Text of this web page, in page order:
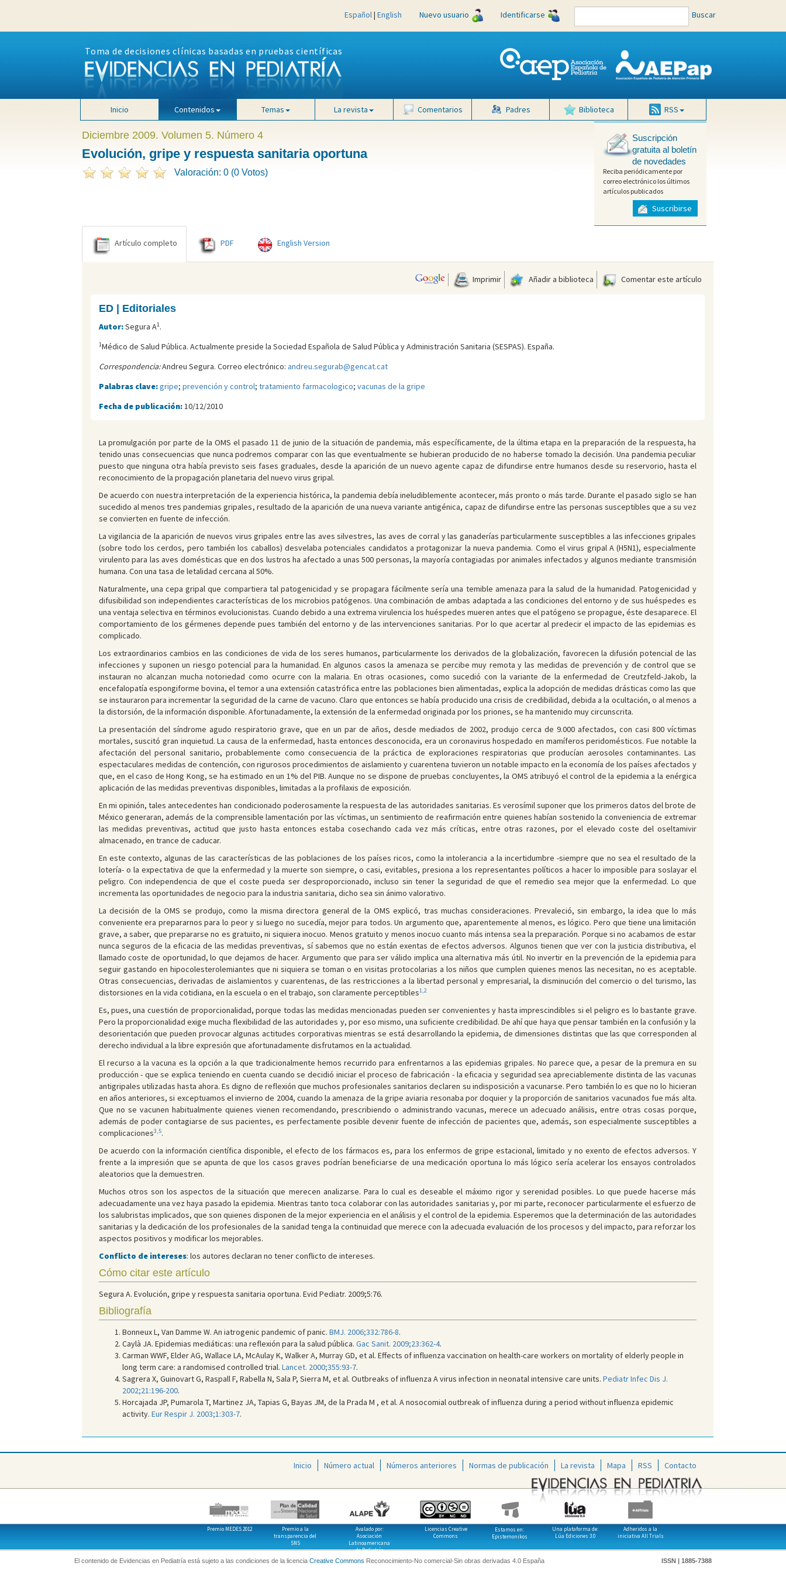
Español| English Nuevo usuario Identificarse Buscar
Toma de decisiones clínicas basadas en pruebas científicas
Inicio Contenidos Temas La revista Comentarios Padres Biblioteca RSS
Diciembre 2009. Volumen 5. Número 4
Evolución, gripe y respuesta sanitaria oportuna
Valoración: 0 (0 Votos)
Suscripción
gratuita al boletín
de novedades
Reciba periódicamente por
correo electrónico los últimos
artículos publicados
Suscribirse
Artículo completo PDF English Version
Imprimir Añadir a biblioteca Comentar este artículo
ED | Editoriales
Autor:Segura A1.
1Médico de Salud Pública. Actualmente preside la Sociedad Española de Salud Pública y Administración Sanitaria (SESPAS). España.
Correspondencia:Andreu Segura. Correo electrónico: andreu.segurab@gencat.cat
Palabras clave:gripe; prevención y control; tratamiento farmacologico; vacunas de la gripe
Fecha de publicación:10/12/2010
La promulgación por parte de la OMS el pasado 11 de junio de la situación de pandemia, más específicamente, de la última etapa en la preparación de la respuesta, ha
tenido unas consecuencias que nunca podremos comparar con las que eventualmente se hubieran producido de no haberse tomado la decisión. Una pandemia peculiar
puesto que ninguna otra había previsto seis fases graduales, desde la aparición de un nuevo agente capaz de difundirse entre humanos desde su reservorio, hasta el
reconocimiento de la propagación planetaria del nuevo virus gripal.
De acuerdo con nuestra interpretación de la experiencia histórica, la pandemia debía ineludiblemente acontecer, más pronto o más tarde. Durante el pasado siglo se han
sucedido al menos tres pandemias gripales, resultado de la aparición de una nueva variante antigénica, capaz de difundirse entre las personas susceptibles que a su vez
se convierten en fuente de infección.
La vigilancia de la aparición de nuevos virus gripales entre las aves silvestres, las aves de corral y las ganaderías particularmente susceptibles a las infecciones gripales
(sobre todo los cerdos, pero también los caballos) desvelaba potenciales candidatos a protagonizar la nueva pandemia. Como el virus gripal A (H5N1), especialmente
virulento para las aves domésticas que en dos lustros ha afectado a unas 500 personas, la mayoría contagiadas por animales infectados y algunos mediante transmisión
humana. Con una tasa de letalidad cercana al 50%.
Naturalmente, una cepa gripal que compartiera tal patogenicidad y se propagara fácilmente sería una temible amenaza para la salud de la humanidad. Patogenicidad y
difusibilidad son independientes características de los microbios patógenos. Una combinación de ambas adaptada a las condiciones del entorno y de sus huéspedes es
una ventaja selectiva en términos evolucionistas. Cuando debido a una extrema virulencia los huéspedes mueren antes que el patógeno se propague, éste desaparece. El
comportamiento de los gérmenes depende pues también del entorno y de las intervenciones sanitarias. Por lo que acertar al predecir el impacto de las epidemias es
complicado.
Los extraordinarios cambios en las condiciones de vida de los seres humanos, particularmente los derivados de la globalización, favorecen la difusión potencial de las
infecciones y suponen un riesgo potencial para la humanidad. En algunos casos la amenaza se percibe muy remota y las medidas de prevención y de control que se
instauran no alcanzan mucha notoriedad como ocurre con la malaria. En otras ocasiones, como sucedió con la variante de la enfermedad de Creutzfeld-Jakob, la
encefalopatía espongiforme bovina, el temor a una extensión catastrófica entre las poblaciones bien alimentadas, explica la adopción de medidas drásticas como las que
se instauraron para incrementar la seguridad de la carne de vacuno. Claro que entonces se había producido una crisis de credibilidad, debida a la ocultación, o al menos a
la distorsión, de la información disponible. Afortunadamente, la extensión de la enfermedad originada por los priones, se ha mantenido muy circunscrita.
La presentación del síndrome agudo respiratorio grave, que en un par de años, desde mediados de 2002, produjo cerca de 9.000 afectados, con casi 800 víctimas
mortales, suscitó gran inquietud. La causa de la enfermedad, hasta entonces desconocida, era un coronavirus hospedado en mamíferos peridomésticos. Fue notable la
afectación del personal sanitario, probablemente como consecuencia de la práctica de exploraciones respiratorias que producían aerosoles contaminantes. Las
espectaculares medidas de contención, con rigurosos procedimientos de aislamiento y cuarentena tuvieron un notable impacto en la economía de los países afectados y
que, en el caso de Hong Kong, se ha estimado en un 1% del PIB. Aunque no se dispone de pruebas concluyentes, la OMS atribuyó el control de la epidemia a la enérgica
aplicación de las medidas preventivas disponibles, limitadas a la profilaxis de exposición.
En mi opinión, tales antecedentes han condicionado poderosamente la respuesta de las autoridades sanitarias. Es verosímil suponer que los primeros datos del brote de
México generaran, además de la comprensible lamentación por las víctimas, un sentimiento de reafirmación entre quienes habían sostenido la conveniencia de extremar
las medidas preventivas, actitud que justo hasta entonces estaba cosechando cada vez más críticas, entre otras razones, por el elevado coste del oseltamivir
almacenado, en trance de caducar.
En este contexto, algunas de las características de las poblaciones de los países ricos, como la intolerancia a la incertidumbre -siempre que no sea el resultado de la
lotería- o la expectativa de que la enfermedad y la muerte son siempre, o casi, evitables, presiona a los representantes políticos a hacer lo imposible para soslayar el
peligro. Con independencia de que el coste pueda ser desproporcionado, incluso sin tener la seguridad de que el remedio sea mejor que la enfermedad. Lo que
incrementa las oportunidades de negocio para la industria sanitaria, dicho sea sin ánimo valorativo.
La decisión de la OMS se produjo, como la misma directora general de la OMS explicó, tras muchas consideraciones. Prevaleció, sin embargo, la idea que lo más
conveniente era prepararnos para lo peor y si luego no sucedía, mejor para todos. Un argumento que, aparentemente al menos, es lógico. Pero que tiene una limitación
grave, a saber, que prepararse no es gratuito, ni siquiera inocuo. Menos gratuito y menos inocuo cuanto más intensa sea la preparación. Porque si no acabamos de estar
nunca seguros de la eficacia de las medidas preventivas, sí sabemos que no están exentas de efectos adversos. Algunos tienen que ver con la justicia distributiva, el
llamado coste de oportunidad, lo que dejamos de hacer. Argumento que para ser válido implica una alternativa más útil. No invertir en la prevención de la epidemia para
seguir gastando en hipocolesterolemiantes que ni siquiera se toman o en visitas protocolarias a los niños que cumplen quienes menos las necesitan, no es aceptable.
Otras consecuencias, derivadas de aislamientos y cuarentenas, de las restricciones a la libertad personal y empresarial, la disminución del comercio o del turismo, las
distorsiones en la vida cotidiana, en la escuela o en el trabajo, son claramente perceptibles1,2
Es, pues, una cuestión de proporcionalidad, porque todas las medidas mencionadas pueden ser convenientes y hasta imprescindibles si el peligro es lo bastante grave.
Pero la proporcionalidad exige mucha flexibilidad de las autoridades y, por eso mismo, una suficiente credibilidad. De ahí que haya que pensar también en la confusión y la
desorientación que pueden provocar algunas actitudes corporativas mientras se está desarrollando la epidemia, de dimensiones distintas que las que corresponden al
derecho individual a la libre expresión que afortunadamente disfrutamos en la actualidad.
El recurso a la vacuna es la opción a la que tradicionalmente hemos recurrido para enfrentarnos a las epidemias gripales. No parece que, a pesar de la premura en su
producción - que se explica teniendo en cuenta cuando se decidió iniciar el proceso de fabricación - la eficacia y seguridad sea apreciablemente distinta de las vacunas
antigripales utilizadas hasta ahora. Es digno de reflexión que muchos profesionales sanitarios declaren su indisposición a vacunarse. Pero también lo es que no lo hicieran
en años anteriores, si exceptuamos el invierno de 2004, cuando la amenaza de la gripe aviaria resonaba por doquier y la proporción de sanitarios vacunados fue más alta.
Que no se vacunen habitualmente quienes vienen recomendando, prescribiendo o administrando vacunas, merece un adecuado análisis, entre otras cosas porque,
además de poder contagiarse de sus pacientes, es perfectamente posible devenir fuente de infección de pacientes que, además, son especialmente susceptibles a
complicaciones3,5.
De acuerdo con la información científica disponible, el efecto de los fármacos es, para los enfermos de gripe estacional, limitado y no exento de efectos adversos. Y
frente a la impresión que se apunta de que los casos graves podrían beneficiarse de una medicación oportuna lo más lógico sería acelerar los ensayos controlados
aleatorios que la demuestren.
Muchos otros son los aspectos de la situación que merecen analizarse. Para lo cual es deseable el máximo rigor y serenidad posibles. Lo que puede hacerse más
adecuadamente una vez haya pasado la epidemia. Mientras tanto toca colaborar con las autoridades sanitarias y, por mi parte, reconocer particularmente el esfuerzo de
los salubristas implicados, que son quienes disponen de la mejor experiencia en el análisis y el control de la epidemia. Esperemos que la determinación de las autoridades
sanitarias y la dedicación de los profesionales de la sanidad tenga la continuidad que merece con la adecuada evaluación de los procesos y del impacto, para reforzar los
aspectos positivos y modificar los mejorables.
Conflicto de intereses: los autores declaran no tener conflicto de intereses.
Cómo citar este artículo
Segura A. Evolución, gripe y respuesta sanitaria oportuna. Evid Pediatr. 2009;5:76.
Bibliografía
Bonneux L, Van Damme W. An iatrogenic pandemic of panic. BMJ. 2006;332:786-8.
Caylà JA. Epidemias mediáticas: una reflexión para la salud pública. Gac Sanit. 2009;23:362-4.
Carman WWF, Elder AG, Wallace LA, McAulay K, Walker A, Murray GD, et al. Effects of influenza vaccination on health-care workers on mortality of elderly people in
long term care: a randomised controlled trial. Lancet. 2000;355:93-7.
Sagrera X, Guinovart G, Raspall F, Rabella N, Sala P, Sierra M, et al. Outbreaks of influenza A virus infection in neonatal intensive care units. Pediatr Infec Dis J.
2002;21:196-200.
Horcajada JP, Pumarola T, Martinez JA, Tapias G, Bayas JM, de la Prada M , et al. A nosocomial outbreak of influenza during a period without influenza epidemic
activity. Eur Respir J. 2003;1:303-7.
Inicio Número actual Números anteriores Normas de publicación La revista Mapa RSS Contacto
Premio MEDES 2012
Premio a la
transparencia del
SNS
Avalado por:
Asociación
Latinoamericana
de Pediatría
Licencias Creative
Commons
Estamos en:
Epistemonikos
Una plataforma de:
Lúa Ediciones 3.0
Adheridos a la
iniciativa All Trials
El contenido de Evidencias en Pediatría está sujeto a las condiciones de la licencia Creative Commons Reconocimiento-No comercial-Sin obras derivadas 4.0 España ISSN | 1885-7388